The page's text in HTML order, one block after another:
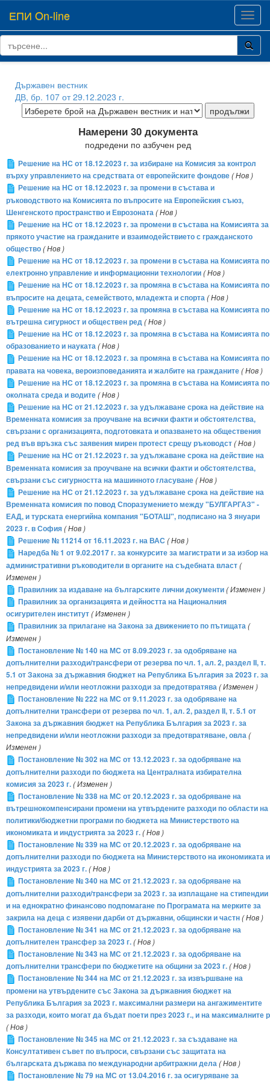
ЕПИ On-line
Държавен вестник
ДВ, бр. 107 от 29.12.2023 г.
Намерени 30 документа
подредени по азбучен ред
Решение на НС от 18.12.2023 г. за избиране на Комисия за контрол
върху управлението на средствата от европейските фондове( Нов )
Решение на НС от 18.12.2023 г. за промени в състава и
ръководството на Комисията по въпросите на Европейския съюз,
Шенгенското пространство и Еврозоната( Нов )
Решение на НС от 18.12.2023 г. за промени в състава на Комисията за
прякото участие на гражданите и взаимодействието с гражданското
общество( Нов )
Решение на НС от 18.12.2023 г. за промени в състава на Комисията по
електронно управление и информационни технологии( Нов )
Решение на НС от 18.12.2023 г. за промяна в състава на Комисията по
въпросите на децата, семейството, младежта и спорта( Нов )
Решение на НС от 18.12.2023 г. за промяна в състава на Комисията по
вътрешна сигурност и обществен ред( Нов )
Решение на НС от 18.12.2023 г. за промяна в състава на Комисията по
образованието и науката( Нов )
Решение на НС от 18.12.2023 г. за промяна в състава на Комисията по
правата на човека, вероизповеданията и жалбите на гражданите( Нов )
Решение на НС от 18.12.2023 г. за промяна в състава на Комисията по
околната среда и водите( Нов )
Решение на НС от 21.12.2023 г. за удължаване срока на действие на
Временната комисия за проучване на всички факти и обстоятелства,
свързани с организацията, подготовката и опазването на обществения
ред във връзка със заявения мирен протест срещу ръководст( Нов )
Решение на НС от 21.12.2023 г. за удължаване срока на действие на
Временната комисия за проучване на всички факти и обстоятелства,
свързани със сигурността на машинното гласуване( Нов )
Решение на НС от 21.12.2023 г. за удължаване срока на действие на
Временната комисия по повод Споразумението между "БУЛГАРГАЗ" -
ЕАД, и турската енергийна компания "БОТАШ", подписано на 3 януари
2023 г. в София( Нов )
Решение № 11214 от 16.11.2023 г. на ВАС ( Нов )
Наредба № 1 от 9.02.2017 г. за конкурсите за магистрати и за избор на
административни ръководители в органите на съдебната власт(
Изменен )
Правилник за издаване на българските лични документи( Изменен )
Правилник за организацията и дейността на Националния
осигурителен институт( Изменен )
Правилник за прилагане на Закона за движението по пътищата(
Изменен )
Постановление № 140 на МС от 8.09.2023 г. за одобряване на
допълнителни разходи/трансфери от резерва по чл. 1, ал. 2, раздел ІІ, т.
5.1 от Закона за държавния бюджет на Република България за 2023 г. за
непредвидени и/или неотложни разходи за предотвратява( Изменен )
Постановление № 222 на МС от 9.11.2023 г. за одобряване на
допълнителни трансфери от резерва по чл. 1, ал. 2, раздел ІІ, т. 5.1 от
Закона за държавния бюджет на Република България за 2023 г. за
непредвидени и/или неотложни разходи за предотвратяване, овла(
Изменен )
Постановление № 302 на МС от 13.12.2023 г. за одобряване на
допълнителни разходи по бюджета на Централната избирателна
комисия за 2023 г.( Изменен )
Постановление № 338 на МС от 20.12.2023 г. за одобряване на
вътрешнокомпенсирани промени на утвърдените разходи по области на
политики/бюджетни програми по бюджета на Министерството на
икономиката и индустрията за 2023 г.( Нов )
Постановление № 339 на МС от 20.12.2023 г. за одобряване на
допълнителни разходи по бюджета на Министерството на икономиката и
индустрията за 2023 г.( Нов )
Постановление № 340 на МС от 21.12.2023 г. за одобряване на
допълнителни разходи/трансфери за 2023 г. за изплащане на стипендии
и на еднократно финансово подпомагане по Програмата на мерките за
закрила на деца с изявени дарби от държавни, общински и частн( Нов )
Постановление № 341 на МС от 21.12.2023 г. за одобряване на
допълнителен трансфер за 2023 г.( Нов )
Постановление № 343 на МС от 21.12.2023 г. за одобряване на
допълнителни трансфери по бюджетите на общини за 2023 г.( Нов )
Постановление № 344 на МС от 21.12.2023 г. за извършване на
промени на утвърдените със Закона за държавния бюджет на
Република България за 2023 г. максимални размери на ангажиментите
за разходи, които могат да бъдат поети през 2023 г., и на максималните р
( Нов )
Постановление № 345 на МС от 21.12.2023 г. за създаване на
Консултативен съвет по въпроси, свързани със защитата на
българската държава по международни арбитражни дела( Нов )
Постановление № 79 на МС от 13.04.2016 г. за осигуряване за